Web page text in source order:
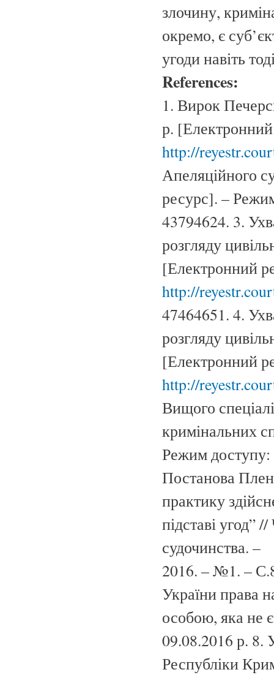
злочину,
окремо, є
угоди навіть
References:
1. Вирок
р.
http://
Апеляційного
ресурс]. –
43794624. 3.
розгляду
[Електронний
http://
47464651. 4.
розгляду
[Електронний
http://
Вищого
кримінальних
Режим доступу:
Постанова
практику
підставі угод”
судочинства. –
2016. – №1. –
України права
особою, яка не
09.08.2016 р. 8.
Республіки